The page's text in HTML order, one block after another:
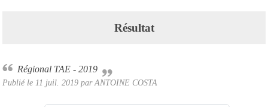
Résultat
Régional TAE - 2019
Publié le 11 juil. 2019 par ANTOINE COSTA